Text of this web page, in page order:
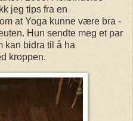
jeg tips fra en
at Yoga kunne være bra -
Hun sendte meg et par
kan bidra til å ha
kroppen.